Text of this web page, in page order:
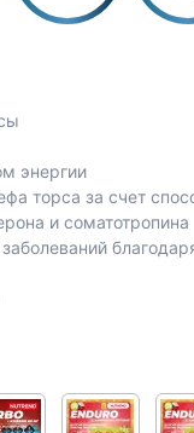
энергии
торса за счет
и соматотропина